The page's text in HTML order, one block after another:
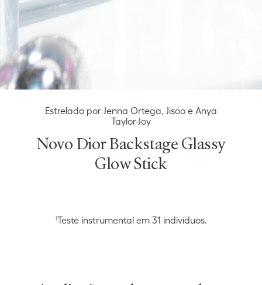
Estrelado por Jenna Ortega, Jisoo e Anya
Taylor-Joy
Novo Dior Backstage Glassy
Glow Stick
¹Teste instrumental em 31 indivíduos.